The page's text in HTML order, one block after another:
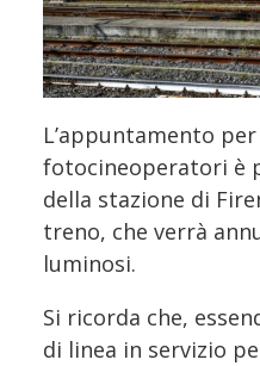
L’appuntamento
fotocineoperatori è
della stazione di
treno, che verrà
luminosi.
Si ricorda che,
di linea in servizio